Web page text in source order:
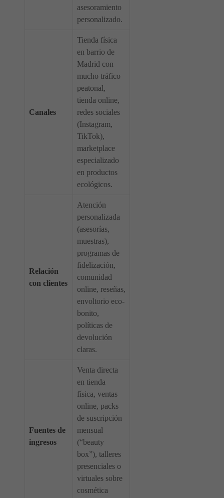
asesoramiento
personalizado.
Canales
Tienda física
en barrio de
Madrid con
mucho tráfico
peatonal,
tienda online,
redes sociales
(Instagram,
TikTok),
marketplace
especializado
en productos
ecológicos.
Relación
con clientes
Atención
personalizada
(asesorías,
muestras),
programas de
fidelización,
comunidad
online, reseñas,
envoltorio eco-
bonito,
políticas de
devolución
claras.
Fuentes de
ingresos
Venta directa
en tienda
física, ventas
online, packs
de suscripción
mensual
(“beauty
box”), talleres
presenciales o
virtuales sobre
cosmética